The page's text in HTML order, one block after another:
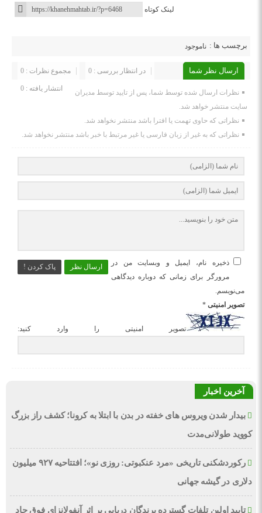
لینک کوتاه
برچسب ها : ناموجود
ارسال نظر شما مجموع نظرات : 0 در انتظار بررسی : 0
انتشار یافته : 0
نظرات ارسال شده توسط شما، پس از تایید توسط مدیران
سایت منتشر خواهد شد.
نظراتی که حاوی تهمت یا افترا باشد منتشر نخواهد شد.
نظراتی که به غیر از زبان فارسی یا غیر مرتبط با خبر باشد منتشر نخواهد شد.
ارسال نظر پاک کردن !
ذخیره نام، ایمیل و وبسایت من در
مرورگر برای زمانی که دوباره دیدگاهی
می‌نویسم.
تصویر امنیتی *
تصویر امنیتی را وارد کنید:
آخرین اخبار
بیدار شدن ویروس‌ های خفته در بدن با ابتلا به کرونا؛ کشف راز بزرگ
کووید طولانی‌مدت
رکوردشکنی تاریخی «مرد عنکبوتی: روزی نو»؛ افتتاحیه ۹۲۷ میلیون
دلاری در گیشه جهانی
تایید اولین تلفات گسترده پرندگان دریایی بر اثر آنفولانزای فوق حاد